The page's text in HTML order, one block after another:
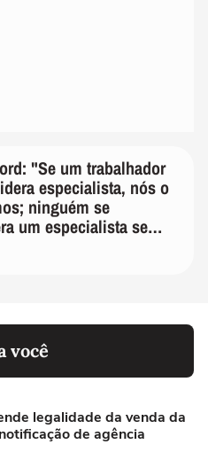
"Se um trabalhador
especialista, nós o
ninguém se
um especialista se
você
legalidade da venda da
de agência